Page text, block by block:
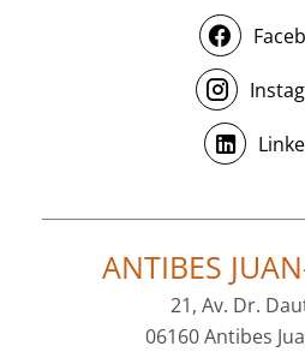
ANTIBES
21, Av. Dr.
06160 Antibes